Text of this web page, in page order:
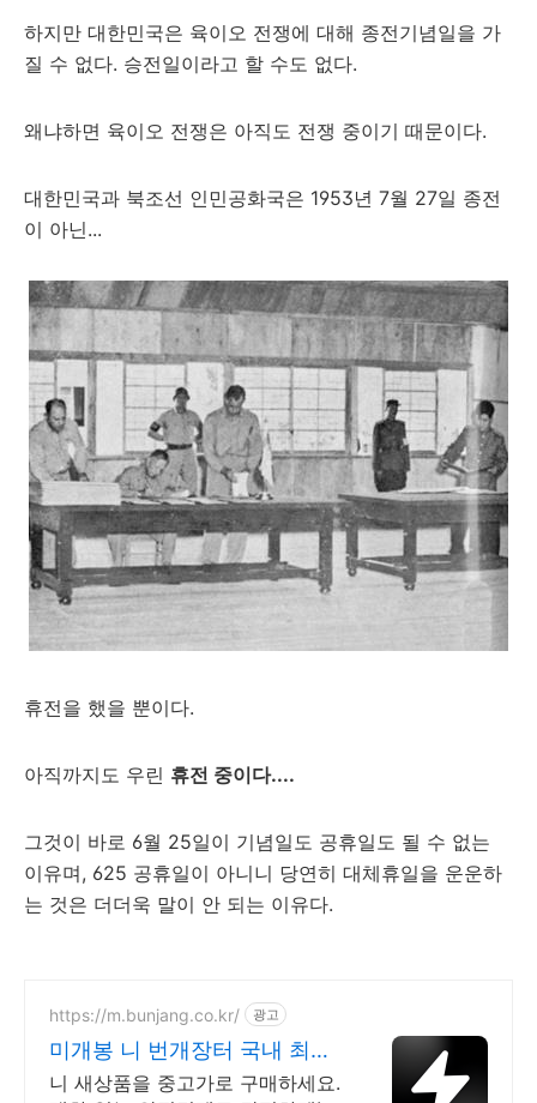
하지만 대한민국은 육이오 전쟁에 대해 종전기념일을 가
질 수 없다. 승전일이라고 할 수도 없다.
왜냐하면 육이오 전쟁은 아직도 전쟁 중이기 때문이다.
대한민국과 북조선 인민공화국은 1953년 7월 27일 종전
이 아닌...
휴전을 했을 뿐이다.
아직까지도 우린 휴전 중이다....
그것이 바로 6월 25일이 기념일도 공휴일도 될 수 없는
이유며, 625 공휴일이 아니니 당연히 대체휴일을 운운하
는 것은 더더욱 말이 안 되는 이유다.
https://m.bunjang.co.kr/ 광고
미개봉 니 번개장터 국내 최대
브랜드 중고거래
니 새상품을 중고가로 구매하세요.